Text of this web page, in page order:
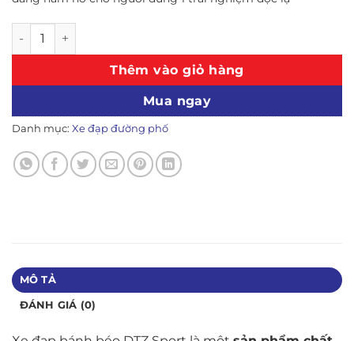
Xe đạp bánh béo DTZ Sport vành đúc 3 đao (Màu đen) số
Thêm vào giỏ hàng
Mua ngay
Danh mục: Xe đạp đường phố
MÔ TẢ
ĐÁNH GIÁ (0)